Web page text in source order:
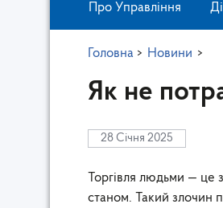
Про Управління
Головна > Новини >
Як не
28 Січня 2025
Торгівля людьми — це
станом. Такий злочин